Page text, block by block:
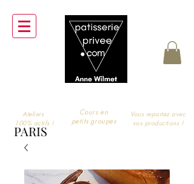
Ateliers
100% actifs !
PARIS
Cours en
petits groupes
Vous repartez avec
vos productions !